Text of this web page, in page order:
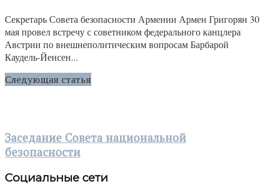
Секретарь Совета безопасности Армении Армен Григорян 30
мая провел встречу с советником федерального канцлера
Австрии по внешнеполитическим вопросам Барбарой
Каудель-Йенсен...
Следующая статья
Заседание Совета национальной
безопасности
Социальные сети